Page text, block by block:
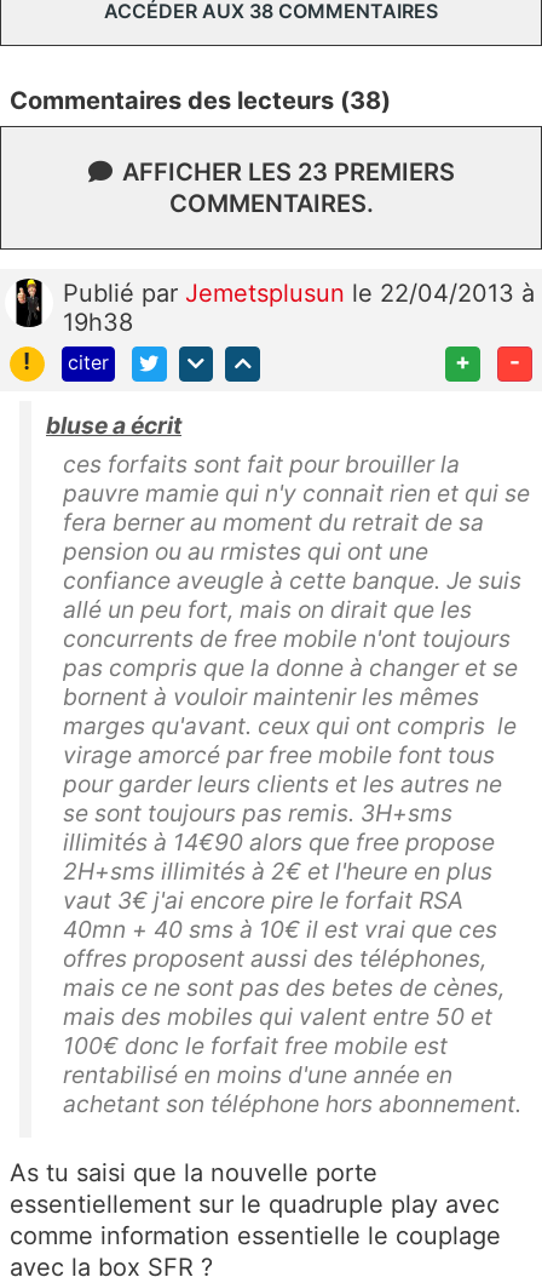
ACCÉDER AUX 38 COMMENTAIRES
Commentaires des lecteurs (38)
AFFICHER LES 23 PREMIERS
COMMENTAIRES.
Publié par Jemetsplusun le 22/04/2013 à
19h38
!
citer + -
bluse a écrit
ces forfaits sont fait pour brouiller la
pauvre mamie qui n'y connait rien et qui se
fera berner au moment du retrait de sa
pension ou au rmistes qui ont une
confiance aveugle à cette banque. Je suis
allé un peu fort, mais on dirait que les
concurrents de free mobile n'ont toujours
pas compris que la donne à changer et se
bornent à vouloir maintenir les mêmes
marges qu'avant. ceux qui ont compris le
virage amorcé par free mobile font tous
pour garder leurs clients et les autres ne
se sont toujours pas remis. 3H+sms
illimités à 14€90 alors que free propose
2H+sms illimités à 2€ et l'heure en plus
vaut 3€ j'ai encore pire le forfait RSA
40mn + 40 sms à 10€ il est vrai que ces
offres proposent aussi des téléphones,
mais ce ne sont pas des betes de cènes,
mais des mobiles qui valent entre 50 et
100€ donc le forfait free mobile est
rentabilisé en moins d'une année en
achetant son téléphone hors abonnement.
As tu saisi que la nouvelle porte
essentiellement sur le quadruple play avec
comme information essentielle le couplage
avec la box SFR ?